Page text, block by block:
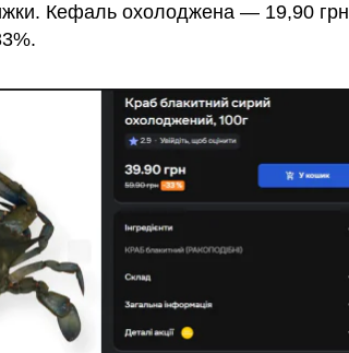
Кефаль охолоджена — 19,90 грн